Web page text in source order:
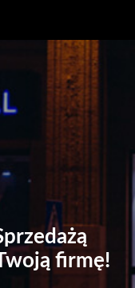
firmę!